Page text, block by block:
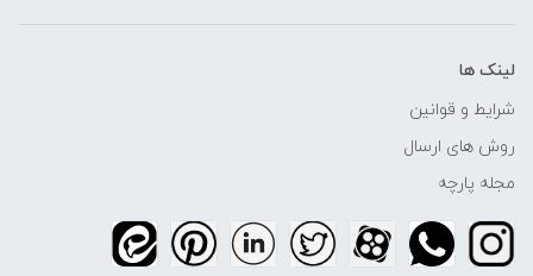
لینک ها
شرایط و قوانین
روش های ارسال
مجله پارچه